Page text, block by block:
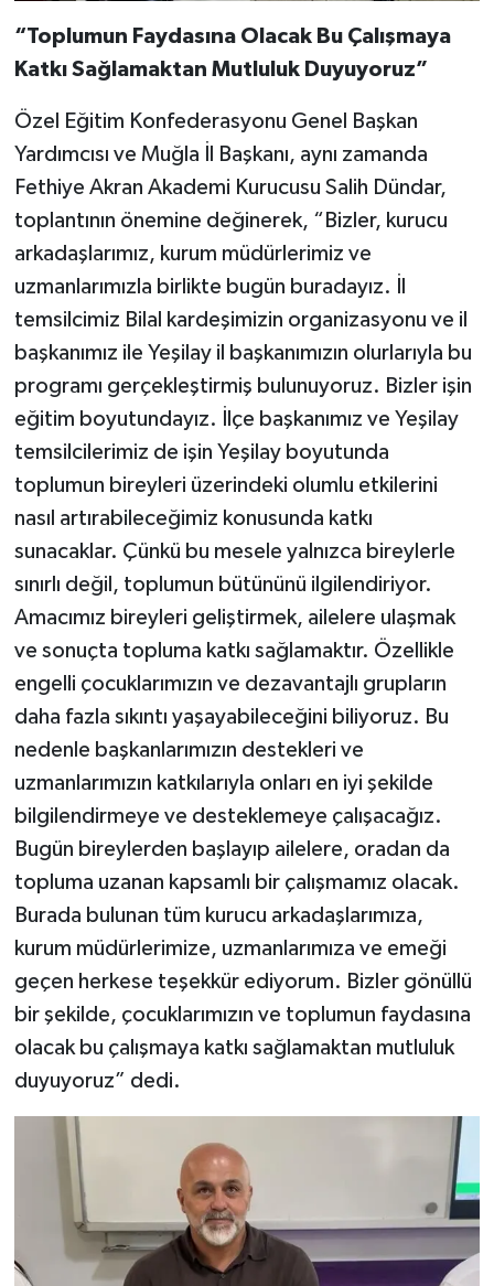
“Toplumun Faydasına Olacak Bu Çalışmaya
Katkı Sağlamaktan Mutluluk Duyuyoruz”
Özel Eğitim Konfederasyonu Genel Başkan
Yardımcısı ve Muğla İl Başkanı, aynı zamanda
Fethiye Akran Akademi Kurucusu Salih Dündar,
toplantının önemine değinerek, “Bizler, kurucu
arkadaşlarımız, kurum müdürlerimiz ve
uzmanlarımızla birlikte bugün buradayız. İl
temsilcimiz Bilal kardeşimizin organizasyonu ve il
başkanımız ile Yeşilay il başkanımızın olurlarıyla bu
programı gerçekleştirmiş bulunuyoruz. Bizler işin
eğitim boyutundayız. İlçe başkanımız ve Yeşilay
temsilcilerimiz de işin Yeşilay boyutunda
toplumun bireyleri üzerindeki olumlu etkilerini
nasıl artırabileceğimiz konusunda katkı
sunacaklar. Çünkü bu mesele yalnızca bireylerle
sınırlı değil, toplumun bütününü ilgilendiriyor.
Amacımız bireyleri geliştirmek, ailelere ulaşmak
ve sonuçta topluma katkı sağlamaktır. Özellikle
engelli çocuklarımızın ve dezavantajlı grupların
daha fazla sıkıntı yaşayabileceğini biliyoruz. Bu
nedenle başkanlarımızın destekleri ve
uzmanlarımızın katkılarıyla onları en iyi şekilde
bilgilendirmeye ve desteklemeye çalışacağız.
Bugün bireylerden başlayıp ailelere, oradan da
topluma uzanan kapsamlı bir çalışmamız olacak.
Burada bulunan tüm kurucu arkadaşlarımıza,
kurum müdürlerimize, uzmanlarımıza ve emeği
geçen herkese teşekkür ediyorum. Bizler gönüllü
bir şekilde, çocuklarımızın ve toplumun faydasına
olacak bu çalışmaya katkı sağlamaktan mutluluk
duyuyoruz” dedi.